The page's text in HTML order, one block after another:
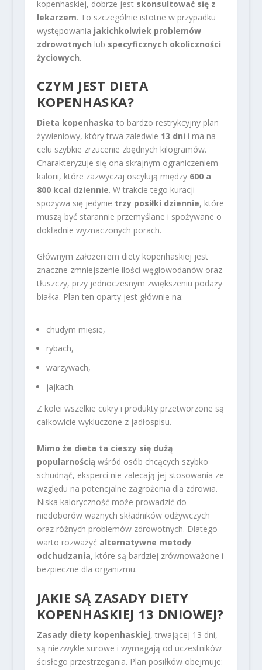
kopenhaskiej, dobrze jest skonsultować się z
lekarzem. To szczególnie istotne w przypadku
występowania jakichkolwiek problemów
zdrowotnych lub specyficznych okoliczności
życiowych.
CZYM JEST DIETA
KOPENHASKA?
Dieta kopenhaska to bardzo restrykcyjny plan
żywieniowy, który trwa zaledwie 13 dni i ma na
celu szybkie zrzucenie zbędnych kilogramów.
Charakteryzuje się ona skrajnym ograniczeniem
kalorii, które zazwyczaj oscylują między 600 a
800 kcal dziennie. W trakcie tego kuracji
spożywa się jedynie trzy posiłki dziennie, które
muszą być starannie przemyślane i spożywane o
dokładnie wyznaczonych porach.
Głównym założeniem diety kopenhaskiej jest
znaczne zmniejszenie ilości węglowodanów oraz
tłuszczy, przy jednoczesnym zwiększeniu podaży
białka. Plan ten oparty jest głównie na:
chudym mięsie,
rybach,
warzywach,
jajkach.
Z kolei wszelkie cukry i produkty przetworzone są
całkowicie wykluczone z jadłospisu.
Mimo że dieta ta cieszy się dużą
popularnościąwśród osób chcących szybko
schudnąć, eksperci nie zalecają jej stosowania ze
względu na potencjalne zagrożenia dla zdrowia.
Niska kaloryczność może prowadzić do
niedoborów ważnych składników odżywczych
oraz różnych problemów zdrowotnych. Dlatego
warto rozważyć alternatywne metody
odchudzania, które są bardziej zrównoważone i
bezpieczne dla organizmu.
JAKIE SĄ ZASADY DIETY
KOPENHASKIEJ 13 DNIOWEJ?
Zasady diety kopenhaskiej, trwającej 13 dni,
są niezwykle surowe i wymagają od uczestników
ścisłego przestrzegania. Plan posiłków obejmuje: